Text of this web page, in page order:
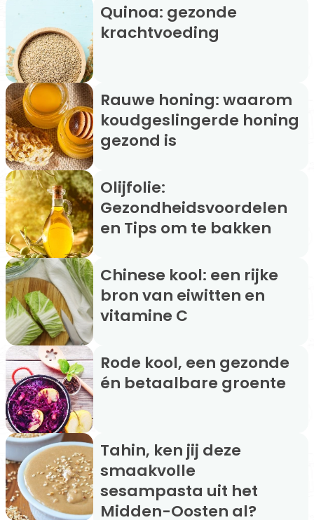
Quinoa: gezonde
krachtvoeding
Rauwe honing: waarom
koudgeslingerde honing
gezond is
Olijfolie:
Gezondheidsvoordelen
en Tips om te bakken
Chinese kool: een rijke
bron van eiwitten en
vitamine C
Rode kool, een gezonde
én betaalbare groente
Tahin, ken jij deze
smaakvolle
sesampasta uit het
Midden-Oosten al?